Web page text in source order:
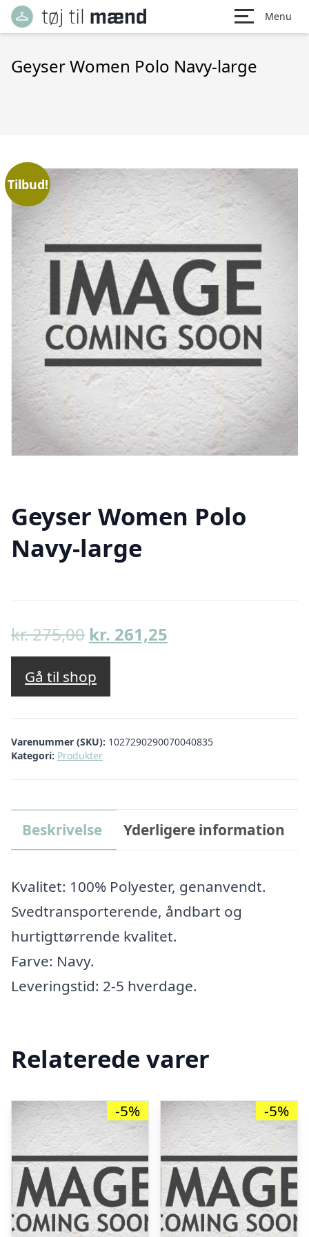
Menu
Geyser Women Polo Navy-large
Tilbud!
Geyser Women Polo
Navy-large
kr.275,00 Den
oprindelige
pris
var:
kr. 275,00.
kr. 261,25
kr. 261,25.
Gå til shop
Varenummer (SKU): 1027290290070040835
Kategori: Produkter
Beskrivelse Yderligere information
Kvalitet: 100% Polyester, genanvendt.
Svedtransporterende, åndbart og
hurtigttørrende kvalitet.
Farve: Navy.
Leveringstid: 2-5 hverdage.
Relaterede varer
-5% -5%